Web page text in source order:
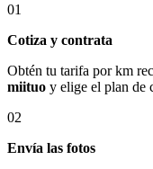
01
Cotiza y contrata
Obtén tu tarifa por km
miituo y elige el plan de
02
Envía las fotos